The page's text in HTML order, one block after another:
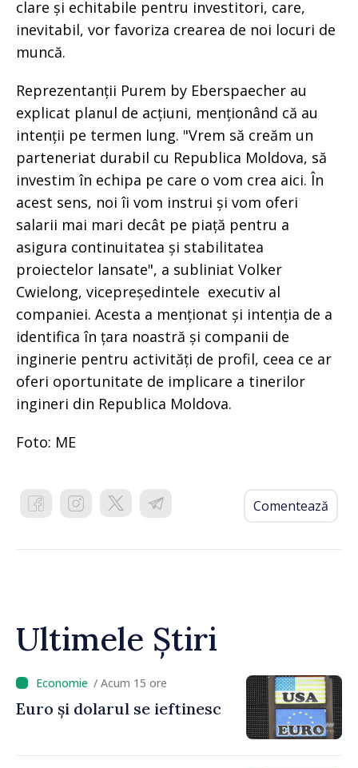
clare și echitabile pentru investitori, care,
inevitabil, vor favoriza crearea de noi locuri de
muncă.
Reprezentanții Purem by Eberspaecher au
explicat planul de acțiuni, menționând că au
intenții pe termen lung. "Vrem să creăm un
parteneriat durabil cu Republica Moldova, să
investim în echipa pe care o vom crea aici. În
acest sens, noi îi vom instrui și vom oferi
salarii mai mari decât pe piață pentru a
asigura continuitatea și stabilitatea
proiectelor lansate", a subliniat Volker
Cwielong, vicepreședintele executiv al
companiei. Acesta a menționat și intenția de a
identifica în țara noastră și companii de
inginerie pentru activități de profil, ceea ce ar
oferi oportunitate de implicare a tinerilor
ingineri din Republica Moldova.
Foto: ME
Comentează
Ultimele Știri
/ Acum 15 ore
Euro și dolarul se ieftinesc